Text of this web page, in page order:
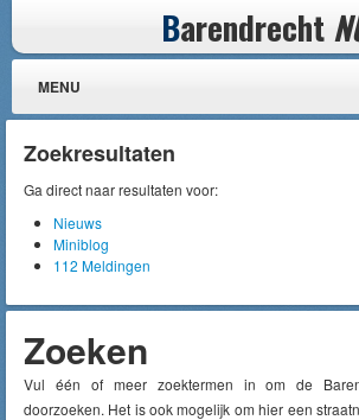
Barendrecht
MENU
Zoekresultaten
Ga direct naar resultaten voor:
Nieuws
Miniblog
112 Meldingen
Zoeken
Vul één of meer zoektermen in om de
doorzoeken. Het is ook mogelijk om hier een